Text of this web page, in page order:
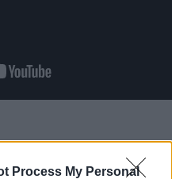
Process My Personal